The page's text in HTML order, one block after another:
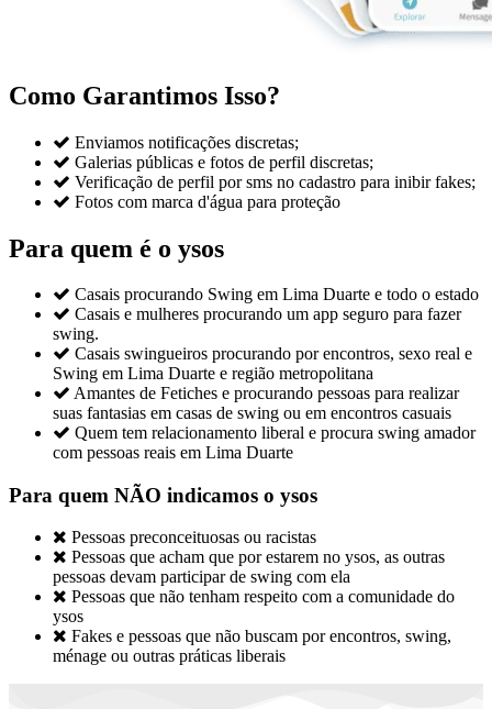
Como Garantimos Isso?
 Enviamos notificações discretas;
 Galerias públicas e fotos de perfil discretas;
 Verificação de perfil por sms no cadastro para inibir fakes;
 Fotos com marca d'água para proteção
Para quem é o ysos
 Casais procurando Swing em Lima Duarte e todo o estado
 Casais e mulheres procurando um app seguro para fazer
swing.
 Casais swingueiros procurando por encontros, sexo real e
Swing em Lima Duarte e região metropolitana
 Amantes de Fetiches e procurando pessoas para realizar
suas fantasias em casas de swing ou em encontros casuais
 Quem tem relacionamento liberal e procura swing amador
com pessoas reais em Lima Duarte
Para quem NÃO indicamos o ysos
 Pessoas preconceituosas ou racistas
 Pessoas que acham que por estarem no ysos, as outras
pessoas devam participar de swing com ela
 Pessoas que não tenham respeito com a comunidade do
ysos
 Fakes e pessoas que não buscam por encontros, swing,
ménage ou outras práticas liberais